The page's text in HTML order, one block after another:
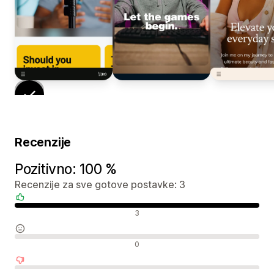
Recenzije
Pozitivno: 100 %
Recenzije za sve gotove postavke: 3
3
0